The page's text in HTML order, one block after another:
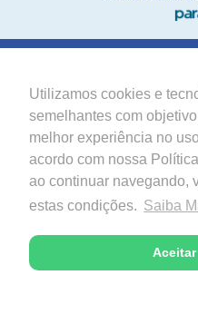
Utilizamos cookies e
semelhantes com
melhor experiência no
acordo com nossa
ao continuar navegando,
estas condições. Saiba
Aceitar